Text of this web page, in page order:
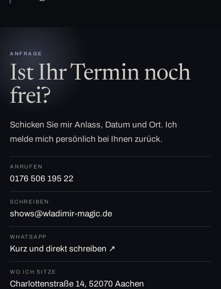
ANFRAGE
Ist Ihr Termin noch
frei?
Schicken Sie mir Anlass, Datum und Ort. Ich
melde mich persönlich bei Ihnen zurück.
ANRUFEN
0176 506 195 22
SCHREIBEN
shows@wladimir-magic.de
WHATSAPP
Kurz und direkt schreiben ↗
WO ICH SITZE
Charlottenstraße 14, 52070 Aachen